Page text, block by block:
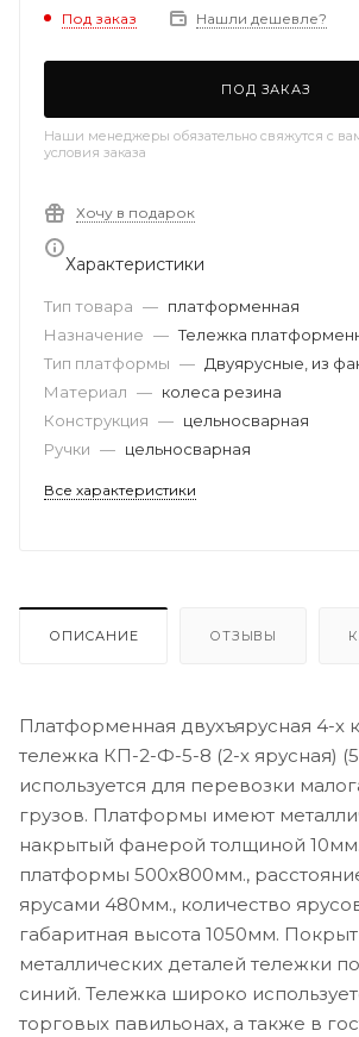
Под заказ Нашли дешевле?
ПОД ЗАКАЗ
Наши менеджеры обязательно свяжутся с
условия заказа
Хочу в подарок
Характеристики
Тип товара — платформенная
Назначение — Тележка
Тип платформы — Двуярусные, из
Материал — колеса резина
Конструкция — цельносварная
Ручки — цельносварная
Все характеристики
ОПИСАНИЕ ОТЗЫВЫ
Платформенная двухъярусная 4-х
тележка КП-2-Ф-5-8 (2-х ярусная)
используется для перевозки
грузов. Платформы имеют
накрытый фанерой толщиной
платформы 500х800мм.,
ярусами 480мм., количество
габаритная высота 1050мм.
металлических деталей тележки
синий. Тележка широко
торговых павильонах, а также в